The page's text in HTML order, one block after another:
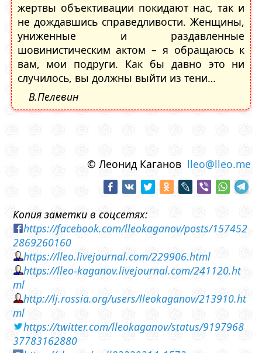
жертвы объективации покидают нас, так и
не дождавшись справедливости. Женщины,
униженные и раздавленные
шовинистическим актом – я обращаюсь к
вам, мои подруги. Как бы давно это ни
случилось, вы должны выйти из тени…
В.Пелевин
© Леонид Каганов lleo@lleo.me
Копия заметки в соцсетях:
https://facebook.com/lleokaganov/posts/157452
2869260160
https://lleo.livejournal.com/229906.html
https://lleo-kaganov.livejournal.com/241120.ht
ml
http://lj.rossia.org/users/lleokaganov/213910.ht
ml
https://twitter.com/lleokaganov/status/9197968
37783162880